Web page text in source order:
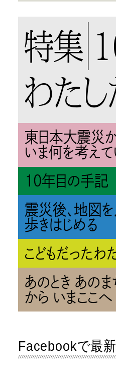
特集
わた
東日本大震災か
いま何を考えて
10年目の手記
震災後、地図
歩きはじめる
こどもだったわ
あのとき あの
から いまここへ
Facebookで最